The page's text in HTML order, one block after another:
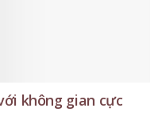
không gian cực